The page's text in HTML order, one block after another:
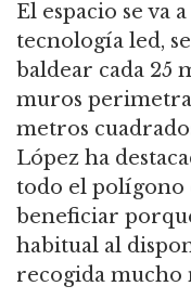
El espacio se va
tecnología led,
baldear cada 25
muros
metros
López ha
todo el polígono
beneficiar
habitual al
recogida mucho